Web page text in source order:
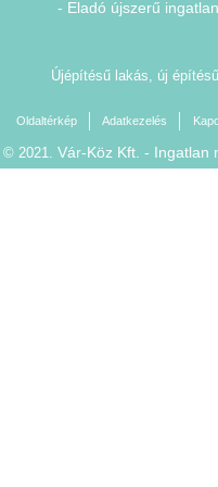
- Eladó újszerű
Újépítésű lakás, új
Oldaltérkép Adatkezelés
2021. Vár-Köz Kft. - Ingatlan